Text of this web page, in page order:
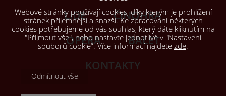
LIDÉ
ČINOHRA
OPERA
BALET
KONTAKTY
Webové stránky používají cookies, díky kterým je prohlížení
stránek příjemnější a snazší. Ke zpracování některých
cookies potřebujeme od vás souhlas, který dáte kliknutím na
"Přijmout vše", nebo nastavte jednotlivě v "Nastavení
souborů cookie“. Více informací najdete zde.
Odmítnout vše